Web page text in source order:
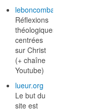
leboncombat.fr
Réflexions
théologiques
centrées
sur Christ
(+ chaîne
Youtube)
lueur.org
Le but du
site est